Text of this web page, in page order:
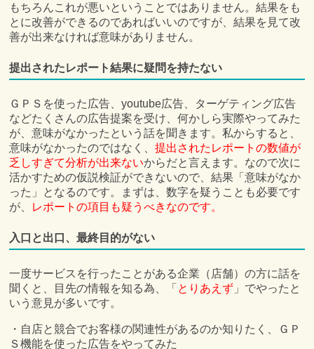
もちろんこれが悪いということではありません。結果をも
とに改善ができるのであればいいのですが、結果を見て改
善が出来なければ意味がありません。
提出されたレポート結果に疑問を持たない
ＧＰＳを使った広告、youtube広告、ターゲティング広告
などたくさんの広告提案を受け、何かしら実際やってみた
が、意味がなかったという話を聞きます。私からすると、
意味がなかったのではなく、提出されたレポートの数値が
乏しすぎて分析が出来ないからだと言えます。なので次に
活かすための仮説検証ができないので、結果「意味がなか
った」となるのです。まずは、数字を疑うことも必要です
が、 レポートの項目も疑うべきなのです。
入口と出口、最終目的がない
一度サービスを行ったことがある企業（店舗）の方に話を
聞くと、目先の情報を知る為、「 とりあえず 」でやったと
いう意見が多いです。
・自店と競合でお客様の関連性があるのか知りたく、ＧＰ
Ｓ機能を使った広告をやってみた